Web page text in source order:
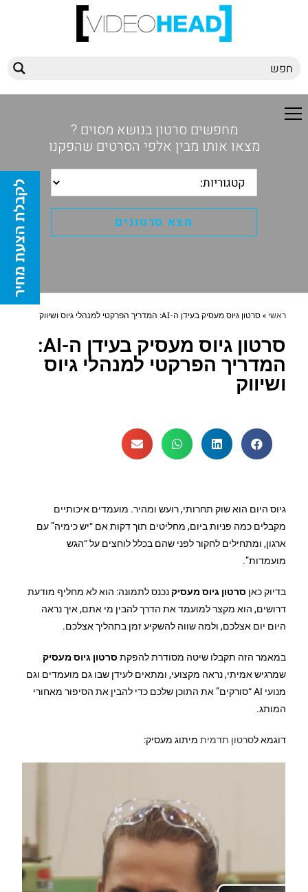
מחפשים סרטון בנושא מסוים ?
מצאו אותו מבין אלפי הסרטים שהפקנו
ראשי »סרטון גיוס מעסיק בעידן ה-AI: המדריך הפרקטי למנהלי גיוס ושיווק
סרטון גיוס מעסיק בעידן ה-AI:
המדריך הפרקטי למנהלי גיוס
ושיווק
גיוס היום הוא שוק תחרותי, רועש ומהיר. מועמדים איכותיים
מקבלים כמה פניות ביום, מחליטים תוך דקות אם “יש כימיה” עם
ארגון, ומתחילים לחקור לפני שהם בכלל לוחצים על “הגש
מועמדות”.
בדיוק כאן סרטון גיוס מעסיקנכנס לתמונה: הוא לא מחליף מודעת
דרושים, הוא מקצר למועמד את הדרך להבין מי אתם, איך נראה
היום יום אצלכם, ולמה שווה להשקיע זמן בתהליך אצלכם.
במאמר הזה תקבלו שיטה מסודרת להפקת סרטון גיוס מעסיק
שמרגיש אמיתי, נראה מקצועי, ומתאים לעידן שבו גם מועמדים וגם
מנועי AI “סורקים” את התוכן שלכם כדי להבין את הסיפור מאחורי
המותג.
דוגמא לסרטון תדמית מיתוג מעסיק: